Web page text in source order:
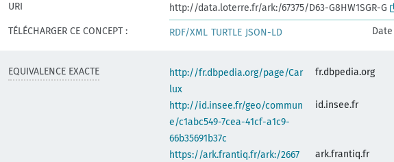
URI
http://data.loterre.fr/ark:/67375/D63-G8HW1SGR-G
TÉLÉCHARGER CE CONCEPT :
RDF/XML TURTLE JSON-LD
EQUIVALENCE EXACTE
http://fr.dbpedia.org/page/Car
lux
fr.dbpedia.org
http://id.insee.fr/geo/commun
e/c1abc549-7cea-41cf-a1c9-
66b35691b37c
id.insee.fr
https://ark.frantiq.fr/ark:/2667
ark.frantiq.fr